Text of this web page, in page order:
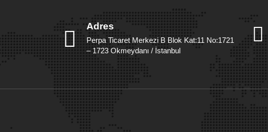
Adres
Perpa Ticaret Merkezi B Blok Kat:11 No:1721
– 1723 Okmeydanı / İstanbul